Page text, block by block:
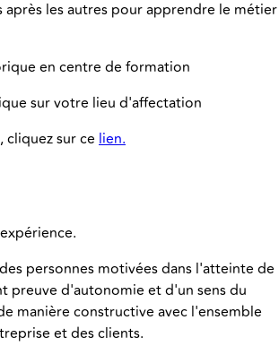
après les autres pour apprendre le métier
en centre de formation
sur votre lieu d'affectation
cliquez sur ce lien.
personnes motivées dans l'atteinte de
preuve d'autonomie et d'un sens du
manière constructive avec l'ensemble
et des clients.